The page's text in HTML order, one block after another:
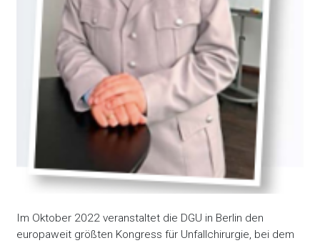
Im Oktober 2022 veranstaltet die DGU in Berlin den
europaweit größten Kongress für Unfallchirurgie, bei dem